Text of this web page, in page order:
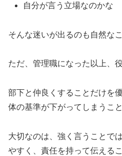
自分が言う立場なのかな
そんな迷いが出るのも自然なこ
ただ、管理職になった以上、
部下と仲良くすることだけを
体の基準が下がってしまうこ
大切なのは、強く言うことで
やすく、責任を持って伝えるこ